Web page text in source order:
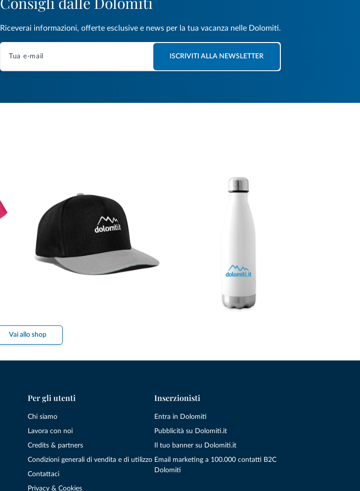
Riceverai informazioni, offerte esclusive e news per la tua vacanza nelle Dolomiti.
ISCRIVITI ALLA NEWSLETTER
Vai allo shop
Per gli utenti
Chi siamo
Lavora con noi
Credits & partners
Condizioni generali di vendita e di utilizzo
Contattaci
Privacy & Cookies
Inserzionisti
Entra in Dolomiti
Pubblicità su Dolomiti.it
Il tuo banner su Dolomiti.it
Email marketing a 100.000 contatti B2C
Dolomiti